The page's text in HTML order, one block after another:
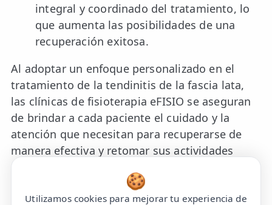
integral y coordinado del tratamiento, lo
que aumenta las posibilidades de una
recuperación exitosa.
Al adoptar un enfoque personalizado en el
tratamiento de la tendinitis de la fascia lata,
las clínicas de fisioterapia eFISIO se aseguran
de brindar a cada paciente el cuidado y la
atención que necesitan para recuperarse de
manera efectiva y retomar sus actividades
diarias sin dolor y con una función óptima.
🍪
Utilizamos cookies para mejorar tu experiencia de